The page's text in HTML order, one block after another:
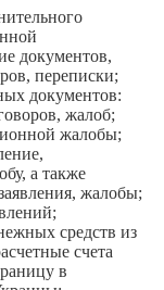
документов,
переписки;
документов:
жалоб;
жалобы;
а также
жалобы;
средств из
счета
в